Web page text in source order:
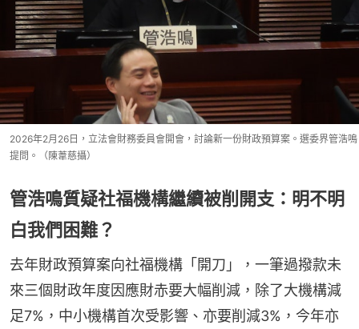
2026年2月26日，立法會財務委員會開會，討論新一份財政預算案。選委界管浩鳴
提問。（陳葦慈攝）
管浩鳴質疑社福機構繼續被削開支：明不明
白我們困難？
去年財政預算案向社福機構「開刀」，一筆過撥款未
來三個財政年度因應財赤要大幅削減，除了大機構減
足7%，中小機構首次受影響、亦要削減3%，今年亦